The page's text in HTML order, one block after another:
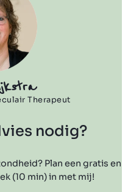
Therapeut
nodig?
Plan een gratis en
(10 min) in met mij!